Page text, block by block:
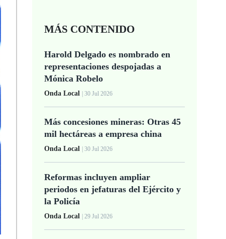
MÁS CONTENIDO
Harold Delgado es nombrado en
representaciones despojadas a
Mónica Robelo
Onda Local | 30 Jul 2026
Más concesiones mineras: Otras 45
mil hectáreas a empresa china
Onda Local | 30 Jul 2026
Reformas incluyen ampliar
periodos en jefaturas del Ejército y
la Policía
Onda Local | 29 Jul 2026